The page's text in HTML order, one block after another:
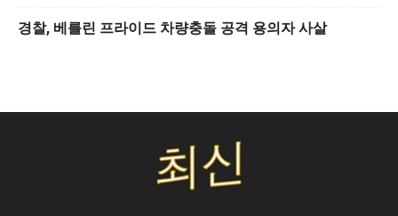
경찰, 베를린 프라이드 차량충돌 공격 용의자 사살